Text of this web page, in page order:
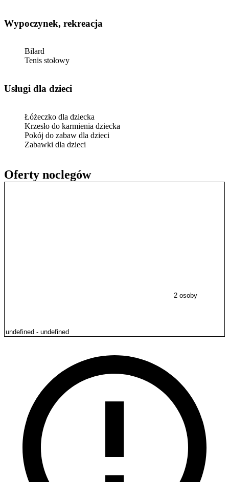
Oferty noclegów
2 osoby
Wypoczynek, rekreacja
Bilard
Tenis stołowy
usługi dla dzieci
Łóżeczko dla dziecka
Krzesło do karmienia dziecka
Pokój do zabaw dla dzieci
Zabawki dla dzieci